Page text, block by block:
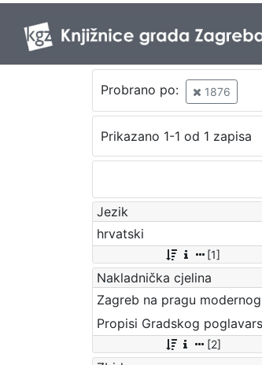
Probrano po: 1876
Prikazano 1-1 od 1 zapisa
Jezik
hrvatski
[1]
Nakladnička cjelina
Propisi Gradskog
[2]